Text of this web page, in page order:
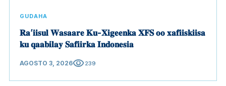
GUDAHA
𝐑𝐚’𝐢𝐢𝐬𝐮𝐥 𝐖𝐚𝐬𝐚𝐚𝐫𝐞 𝐊𝐮-𝐗𝐢𝐠𝐞𝐞𝐧𝐤𝐚 𝐗𝐅𝐒 𝐨𝐨 𝐱𝐚𝐟𝐢𝐢𝐬𝐤𝐢𝐢𝐬𝐚
𝐤𝐮 𝐪𝐚𝐚𝐛𝐢𝐥𝐚𝐲 𝐒𝐚𝐟𝐢𝐢𝐫𝐤𝐚 𝐈𝐧𝐝𝐨𝐧𝐞𝐬𝐢𝐚
AGOSTO 3, 2026visibility239